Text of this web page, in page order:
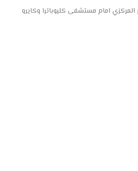
امام مستشفى كليوباترا وكايرو